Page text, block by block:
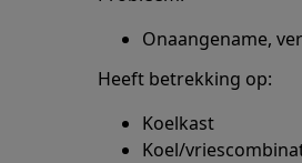
Onaangename,
Heeft betrekking op:
Koelkast
Koel/